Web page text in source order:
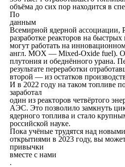
объёма до сих пор находится в
По
данным
Всемирной ядерной ассоциации,
разработке реакторов на
могут работать на
англ. MOX — Mixed-Oxide fuel).
плутония и обеднённого урана.
результате переработки
второй — из остатков
И в 2022 году на таком топливе
заработал
один из реакторов четвёртого
АЭС. Это позволило замкнуть
ядерного топлива и стало
российской науке.
Пока учёные трудятся над
открытиями в 2023 году, вы
привычки
вместе с нами
.